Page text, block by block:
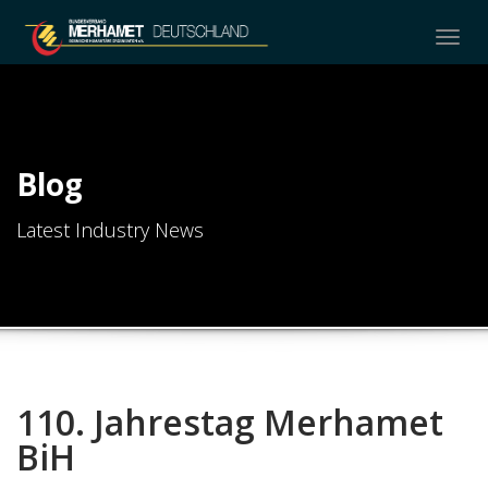
Blog
Latest Industry News
110. Jahrestag Merhamet
BiH